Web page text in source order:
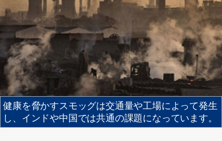
健康を脅かすスモッグは交通量や工場によって発生
し、インドや中国では共通の課題になっています。